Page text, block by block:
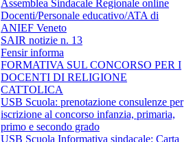
Assemblea Sindacale Regionale online
Docenti/Personale educativo/ATA di
ANIEF Veneto
SAIR notizie n. 13
Fensir informa
FORMATIVA SUL CONCORSO PER I
DOCENTI DI RELIGIONE
CATTOLICA
USB Scuola: prenotazione consulenze per
iscrizione al concorso infanzia, primaria,
primo e secondo grado
USB Scuola Informativa sindacale: Carta